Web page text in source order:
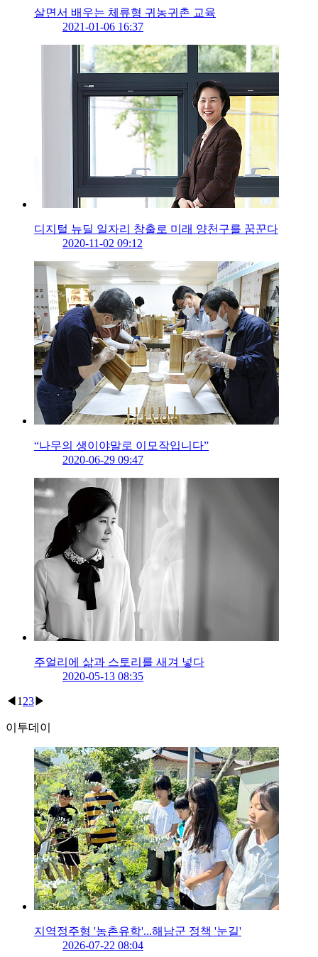
살면서 배우는 체류형 귀농귀촌 교육
2021-01-06 16:37
디지털 뉴딜 일자리 창출로 미래 양천구를 꿈꾼다
2020-11-02 09:12
“나무의 생이야말로 이모작입니다”
2020-06-29 09:47
주얼리에 삶과 스토리를 새겨 넣다
2020-05-13 08:35
◀ 1 23▶
이투데이
지역정주형 '농촌유학'...해남군 정책 '눈길'
2026-07-22 08:04